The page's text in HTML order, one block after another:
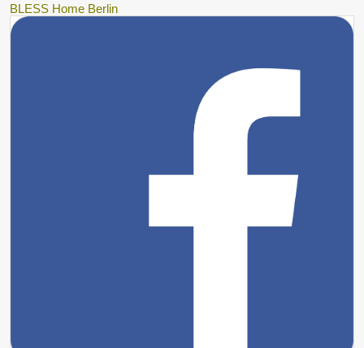
BLESS Home Berlin